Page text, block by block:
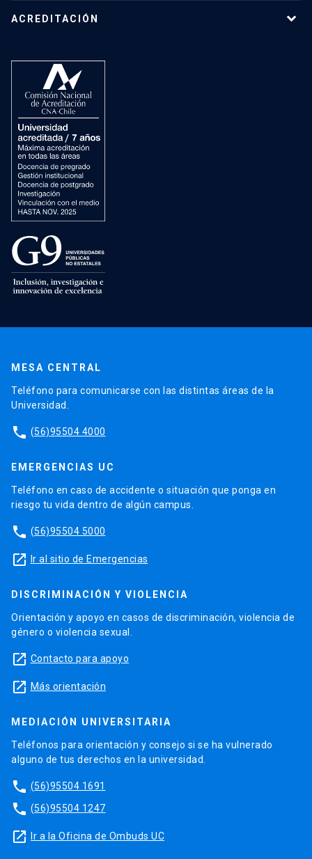
ACREDITACIÓN
MESA CENTRAL
Teléfono para comunicarse con las distintas áreas de la
Universidad.
phone (56)95504 4000
EMERGENCIAS UC
Teléfono en caso de accidente o situación que ponga en
riesgo tu vida dentro de algún campus.
phone (56)95504 5000
launch Ir al sitio de Emergencias
DISCRIMINACIÓN Y VIOLENCIA
Orientación y apoyo en casos de discriminación, violencia de
género o violencia sexual.
launch Contacto para apoyo
launch Más orientación
MEDIACIÓN UNIVERSITARIA
Teléfonos para orientación y consejo si se ha vulnerado
alguno de tus derechos en la universidad.
phone (56)95504 1691
phone (56)95504 1247
launch Ir a la Oficina de Ombuds UC